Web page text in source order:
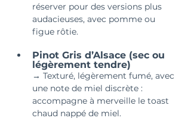
réserver pour des versions plus
audacieuses, avec pomme ou
figue rôtie.
Pinot Gris d’Alsace (sec ou
légèrement tendre)
→ Texturé, légèrement fumé, avec
une note de miel discrète :
accompagne à merveille le toast
chaud nappé de miel.